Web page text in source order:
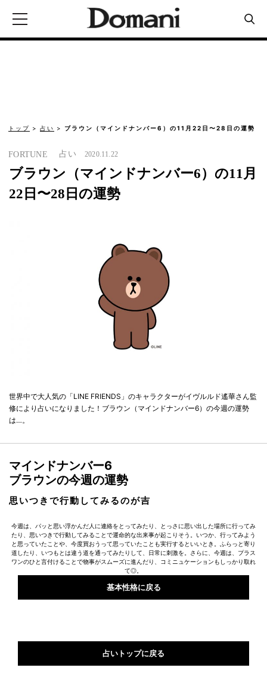
トップ 占い ブラウン（マインドナンバー6）の11月22日〜28日の運勢
FORTUNE 占い 2020.11.22
ブラウン（マインドナンバー6）の11月
22日〜28日の運勢
世界中で大人気の「LINE FRIENDS」のキャラクターがイヴルルド遙華さん監
修により占いになりました！ブラウン（マインドナンバー6）の今週の運勢
は…。
マインドナンバー6
ブラウンの今週の運勢
思いつきで行動してみるのが吉
今週は、パッと思い浮かんだ人に連絡をとってみたり、とっさに思い出した場所に行ってみ
たり、思いつきで行動してみることで運命的な出来事が起こりそう。いつか、行ってみよう
と思っていたことや、今度買おうって思っていたことも実行するといいとき。ふらっと寄り
道したり、いつもとは違う道を通ってみたりして、日常に刺激を。さらに、今週は、プラス
ワンのひと言付けることで物事がスムーズに進んだり、コミニュケーションもしっかり取れ
て◎。
基本性格に戻る
占いトップに戻る